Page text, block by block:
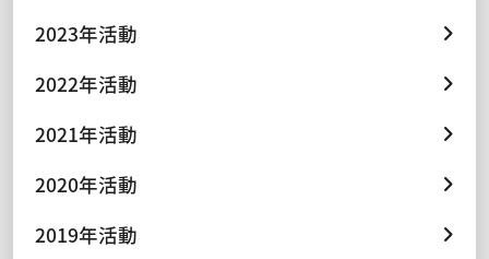
2023年活動
2022年活動
2021年活動
2020年活動
2019年活動